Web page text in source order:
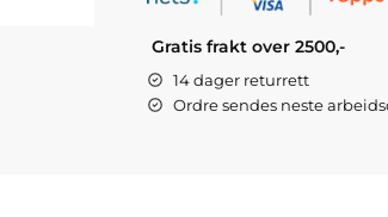
Gratis frakt over 2500,-
14 dager returrett
Ordre sendes neste